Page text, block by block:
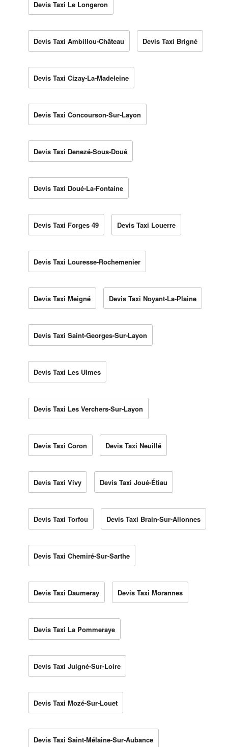
Devis Taxi Le Longeron
Devis Taxi Ambillou-Château Devis Taxi Brigné
Devis Taxi Cizay-La-Madeleine
Devis Taxi Concourson-Sur-Layon
Devis Taxi Denezé-Sous-Doué
Devis Taxi Doué-La-Fontaine
Devis Taxi Forges 49 Devis Taxi Louerre
Devis Taxi Louresse-Rochemenier
Devis Taxi Meigné Devis Taxi Noyant-La-Plaine
Devis Taxi Saint-Georges-Sur-Layon
Devis Taxi Les Ulmes
Devis Taxi Les Verchers-Sur-Layon
Devis Taxi Coron Devis Taxi Neuillé
Devis Taxi Vivy Devis Taxi Joué-Étiau
Devis Taxi Torfou Devis Taxi Brain-Sur-Allonnes
Devis Taxi Chemiré-Sur-Sarthe
Devis Taxi Daumeray Devis Taxi Morannes
Devis Taxi La Pommeraye
Devis Taxi Juigné-Sur-Loire
Devis Taxi Mozé-Sur-Louet
Devis Taxi Saint-Mélaine-Sur-Aubance